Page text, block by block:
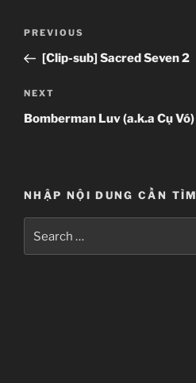
Previous
Post
PREVIOUS
[Clip-sub] Sacred Seven 2
Next
Post
NEXT
Bomberman Luv (a.k.a Cụ Vó)
NHẬP NỘI DUNG CẦN TÌM
for: